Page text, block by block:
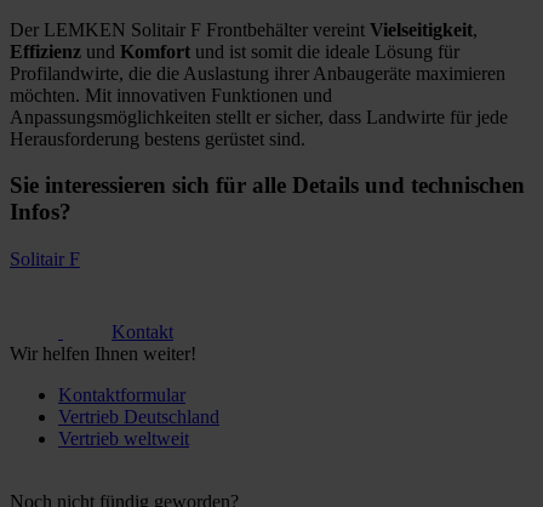
Der LEMKEN Solitair F Frontbehälter vereint Vielseitigkeit,
Effizienz und Komfort und ist somit die ideale Lösung für
Profilandwirte, die die Auslastung ihrer Anbaugeräte maximieren
möchten. Mit innovativen Funktionen und
Anpassungsmöglichkeiten stellt er sicher, dass Landwirte für jede
Herausforderung bestens gerüstet sind.
Sie interessieren sich für alle Details und technischen
Infos?
Solitair F
Kontakt
Wir helfen Ihnen weiter!
Kontaktformular
Vertrieb Deutschland
Vertrieb weltweit
Noch nicht fündig geworden?